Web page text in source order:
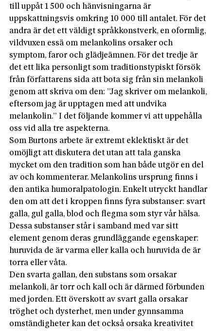
till uppåt 1 500 och hänvisningarna är
uppskattningsvis omkring 10 000 till antalet. För det
andra är det ett väldigt språkkonstverk, en oformlig,
vildvuxen essä om melankolins orsaker och
symptom, faror och glädjeämnen. För det tredje är
det ett lika personligt som traditionstypiskt försök
från författarens sida att bota sig från sin melankoli
genom att skriva om den: ”Jag skriver om melankoli,
eftersom jag är upptagen med att undvika
melankolin.” I det följande kommer vi att uppehålla
oss vid alla tre aspekterna.
Som Burtons arbete är extremt eklektiskt är det
omöjligt att diskutera det utan att tala ganska
mycket om den tradition som han både utgör en del
av och kommenterar. Melankolins ursprung finns i
den antika humoralpatologin. Enkelt utryckt handlar
den om att det i kroppen finns fyra substanser: svart
galla, gul galla, blod och flegma som styr vår hälsa.
Dessa substanser står i samband med var sitt
element genom deras grundläggande egenskaper:
huruvida de är varma eller kalla och huruvida de är
torra eller våta.
Den svarta gallan, den substans som orsakar
melankoli, är torr och kall och är därmed förbunden
med jorden. Ett överskott av svart galla orsakar
tröghet och dysterhet, men under gynnsamma
omständigheter kan det också orsaka kreativitet